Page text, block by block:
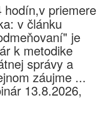
hodín,v priemere
v článku
je
k metodike
správy a
záujme ...
13.8.2026,